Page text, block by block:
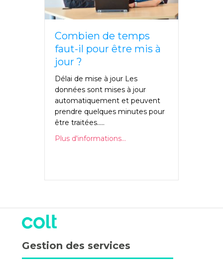
Combien de temps
faut-il pour être mis à
jour ?
Délai de mise à jour Les
données sont mises à jour
automatiquement et peuvent
prendre quelques minutes pour
être traitées.....
Plus d'informations...
Gestion des services